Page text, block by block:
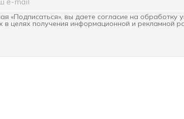
«Подписаться», вы даете согласие на обработку
в целях получения информационной и рекламной